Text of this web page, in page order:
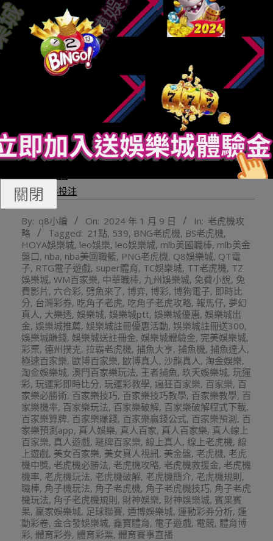
財神捕魚機
財神娛樂城
娛樂城
玩運彩娛樂城
通博娛樂
娛樂城推薦
玩運彩投注
2024-
01-
09
By: q8小編 On: 2024 年 1 月 9 日 In: 老虎機攻
略
Tagged: 21點, 539, BNG老虎機, BS老虎機,
HOYA娛樂城, leo娛樂, leo娛樂城, mlb美國職棒, mlb美金
盤口, nba, nba美國職籃, PNG老虎機, Q8娛樂城, QT電
子, RTG電子遊戲, super體育, TC娛樂城, TT老虎機, TZ
娛樂城, WM百家樂, 中華職棒, 九州娛樂城, 免費小說, 免
費影片 , 六合彩, 劈魚來了, 博弈, 博彩, 博狗電子, 即時比
分, 台灣彩券, 吃角子老虎, 吃角子老虎攻略, 報馬仔, 夢幻
真人, 大樂透, 娛樂城, 娛樂城ptt, 娛樂城優惠, 娛樂城出
金, 娛樂城推薦, 娛樂城註冊優惠活動, 娛樂城註冊送300,
娛樂城賺錢, 娛樂城送註冊金, 娛樂城體驗金, 完美娛樂城,
彩票, 德州撲克, 拉霸老虎機, 捕魚大亨, 捕魚機, 捕魚達人,
極速百家樂, 歐博百家樂, 歐博真人, 沙龍真人, 淘金娛樂,
淘金娛樂城, 澳門百家樂玩法, 王者捕魚, 玖天娛樂城, 玩運
彩, 玩運彩即時比分, 玩運彩教學, 瘋狂百家樂, 百家樂, 百
家樂必勝術, 百家樂技巧, 百家樂技巧教學, 百家樂教學, 百
家樂機率, 百家樂玩法, 百家樂破解, 百家樂破解程式下載,
百家樂算牌, 百家樂賺錢, 百家樂贏錢公式, 百家樂預測 , 百
家樂預測app, 真人娛樂, 真人百家, 真人百家樂, 真人線上
百家樂, 真人遊戲, 瞇牌百家樂, 線上真人, 線上老虎機, 線
上遊戲, 美女百家樂, 美女真人視訊, 美金盤, 老虎機, 老虎
機中獎, 老虎機必勝法, 老虎機攻略, 老虎機救援金, 老虎機
機率, 老虎機玩法, 老虎機破解, 老虎機簡介, 老虎機規則,
職棒, 角子機玩法, 角子老虎機, 角子老虎機技巧, 角子老虎
機玩法, 角子老虎機規則, 財神娛樂, 財神娛樂城, 賓果賓
果, 贏家娛樂城, 足球聯賽, 通博娛樂城, 運動彩券分析, 運
動彩卷, 金合發娛樂城, 鑫寶體育, 電子遊戲, 電競, 體育博
彩, 體育彩券, 體育彩票, 體育賽事直播
關閉